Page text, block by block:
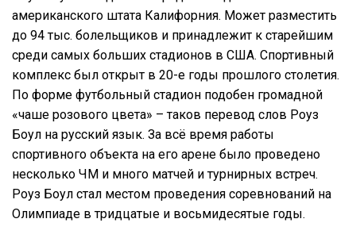
американского штата Калифорния. Может разместить
до 94 тыс. болельщиков и принадлежит к старейшим
среди самых больших стадионов в США. Спортивный
комплекс был открыт в 20-е годы прошлого столетия.
По форме футбольный стадион подобен громадной
«чаше розового цвета» – таков перевод слов Роуз
Боул на русский язык. За всё время работы
спортивного объекта на его арене было проведено
несколько ЧМ и много матчей и турнирных встреч.
Роуз Боул стал местом проведения соревнований на
Олимпиаде в тридцатые и восьмидесятые годы.